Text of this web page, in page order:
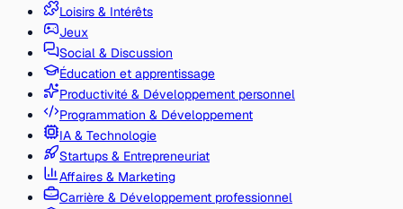
Loisirs & Intérêts
Jeux
Social & Discussion
Éducation et apprentissage
Productivité & Développement personnel
Programmation & Développement
IA & Technologie
Startups & Entrepreneuriat
Affaires & Marketing
Carrière & Développement professionnel